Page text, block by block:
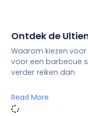
Ontdek de
Waarom kiezen
voor een barbecue
verder reiken dan
Read More